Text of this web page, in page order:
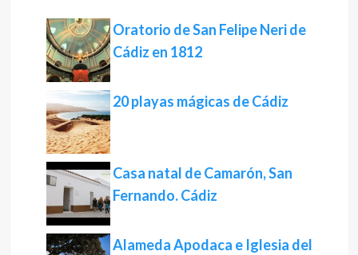
Oratorio de San Felipe Neri de
Cádiz en 1812
20 playas mágicas de Cádiz
Casa natal de Camarón, San
Fernando. Cádiz
Alameda Apodaca e Iglesia del